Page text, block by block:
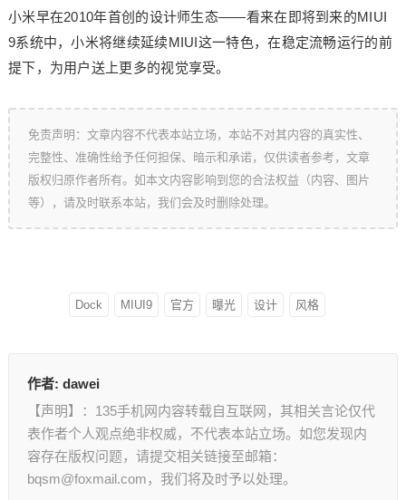
小米早在2010年首创的设计师生态——看来在即将到来的MIUI
9系统中，小米将继续延续MIUI这一特色，在稳定流畅运行的前
提下，为用户送上更多的视觉享受。
免责声明：文章内容不代表本站立场，本站不对其内容的真实性、
完整性、准确性给予任何担保、暗示和承诺，仅供读者参考，文章
版权归原作者所有。如本文内容影响到您的合法权益（内容、图片
等），请及时联系本站，我们会及时删除处理。
Dock MIUI9 官方 曝光 设计 风格
作者: dawei
【声明】：135手机网内容转载自互联网，其相关言论仅代
表作者个人观点绝非权威，不代表本站立场。如您发现内
容存在版权问题，请提交相关链接至邮箱：
bqsm@foxmail.com，我们将及时予以处理。